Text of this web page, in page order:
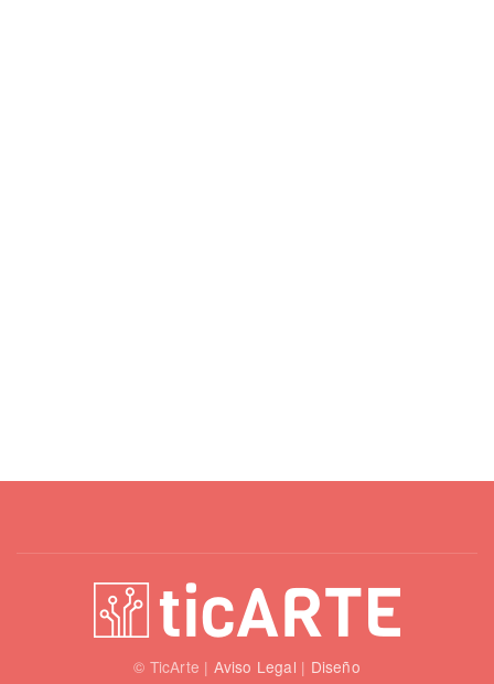
© TicArte | Aviso Legal | Diseño